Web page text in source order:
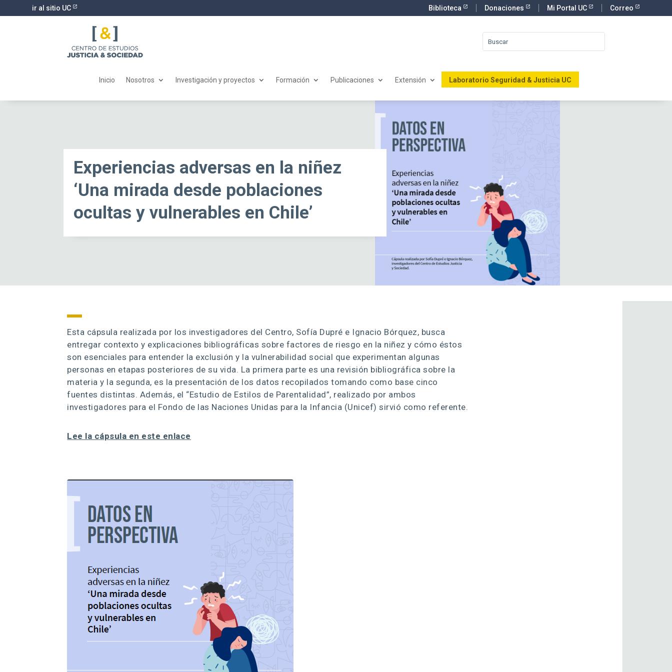
ir al sitio UC Biblioteca Donaciones Mi Portal UC Correo
Inicio Nosotros Investigación y proyectos Formación Publicaciones Extensión Laboratorio Seguridad & Justicia UC
Experiencias adversas en la niñez
‘Una mirada desde poblaciones
ocultas y vulnerables en Chile’
Esta cápsula realizada por los investigadores del Centro, Sofía Dupré e Ignacio Bórquez, busca
entregar contexto y explicaciones bibliográficas sobre factores de riesgo en la niñez y cómo éstos
son esenciales para entender la exclusión y la vulnerabilidad social que experimentan algunas
personas en etapas posteriores de su vida. La primera parte es una revisión bibliográfica sobre la
materia y la segunda, es la presentación de los datos recopilados tomando como base cinco
fuentes distintas. Además, el “Estudio de Estilos de Parentalidad”, realizado por ambos
investigadores para el Fondo de las Naciones Unidas para la Infancia (Unicef) sirvió como referente.
Lee la cápsula en este enlace